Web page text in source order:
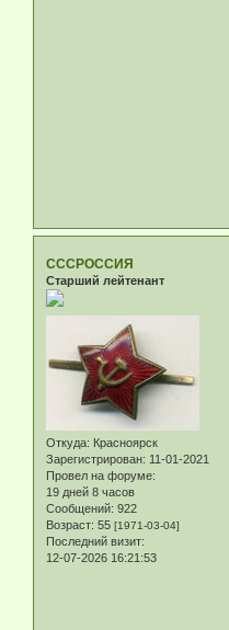
СССРОССИЯ
Старший лейтенант
Откуда: Красноярск
Зарегистрирован: 11-01-2021
Провел на форуме:
19 дней 8 часов
Сообщений: 922
Возраст: 55 [1971-03-04]
Последний визит:
12-07-2026 16:21:53